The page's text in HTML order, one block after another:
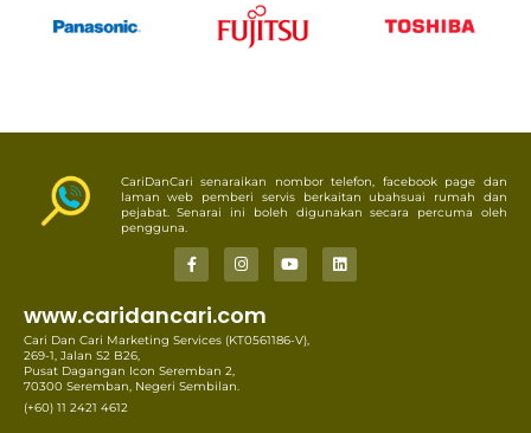
CariDanCari senaraikan nombor telefon, facebook page dan
laman web pemberi servis berkaitan ubahsuai rumah dan
pejabat. Senarai ini boleh digunakan secara percuma oleh
pengguna.
www.caridancari.com
Cari Dan Cari Marketing Services (KT0561186-V),
269-1, Jalan S2 B26,
Pusat Dagangan Icon Seremban 2,
70300 Seremban, Negeri Sembilan.
(+60) 11 2421 4612